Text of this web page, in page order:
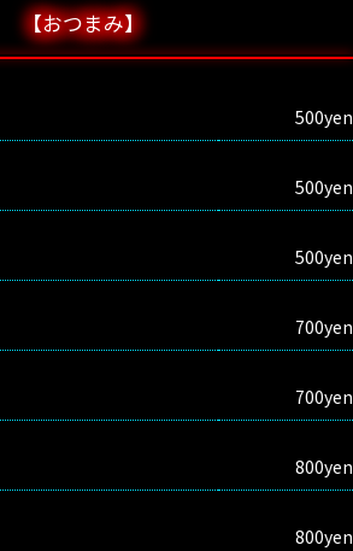
【おつまみ】
500yen
500yen
500yen
700yen
700yen
800yen
800yen